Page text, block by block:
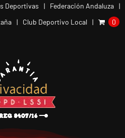
Deportivas
Federación Andaluza
Club Deportivo Local 0